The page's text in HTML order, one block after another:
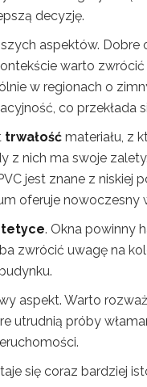
decyzję.
aspektów.
warto
w regionach o
co przekłada
trwałość materiału, z
z nich ma swoje
jest znane z
oferuje
. Okna powinny
zwrócić uwagę na
aspekt. Warto
utrudnią próby
się coraz bardziej